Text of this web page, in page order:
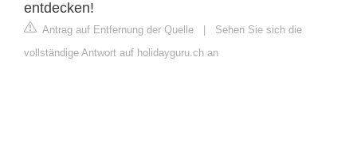
entdecken!
Antrag auf Entfernung der Quelle
Sehen Sie sich die
vollständige Antwort auf holidayguru.ch an